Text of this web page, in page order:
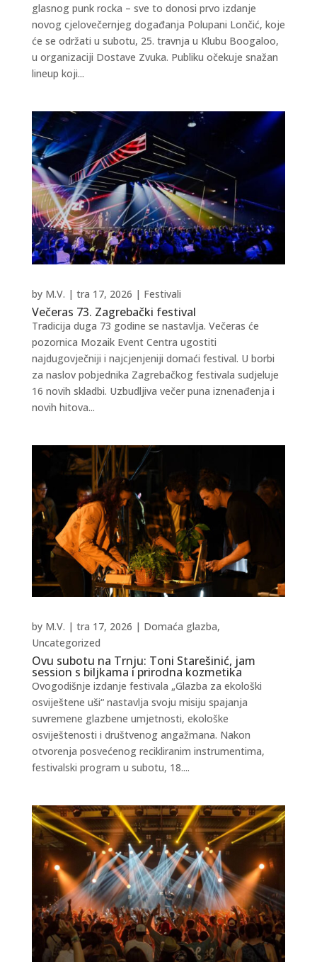
glasnog punk rocka – sve to donosi prvo izdanje
novog cjelovečernjeg događanja Polupani Lončić, koje
će se održati u subotu, 25. travnja u Klubu Boogaloo,
u organizaciji Dostave Zvuka. Publiku očekuje snažan
lineup koji...
Večeras 73. Zagrebački festival
by M.V. | tra 17, 2026 | Festivali
Tradicija duga 73 godine se nastavlja. Večeras će
pozornica Mozaik Event Centra ugostiti
najdugovječniji i najcjenjeniji domaći festival. U borbi
za naslov pobjednika Zagrebačkog festivala sudjeluje
16 novih skladbi. Uzbudljiva večer puna iznenađenja i
novih hitova...
Ovu subotu na Trnju: Toni Starešinić, jam
session s biljkama i prirodna kozmetika
by M.V. | tra 17, 2026 | Domaća glazba,
Uncategorized
Ovogodišnje izdanje festivala „Glazba za ekološki
osviještene uši“ nastavlja svoju misiju spajanja
suvremene glazbene umjetnosti, ekološke
osviještenosti i društvenog angažmana. Nakon
otvorenja posvećenog recikliranim instrumentima,
festivalski program u subotu, 18....